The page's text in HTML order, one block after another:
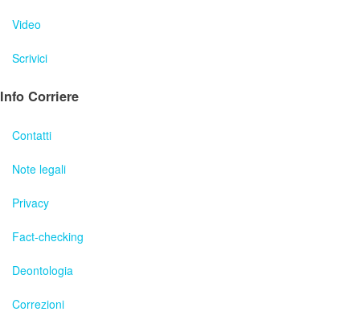
Video
Scrivici
Info Corriere
Contatti
Note legali
Privacy
Fact-checking
Deontologia
Correzioni